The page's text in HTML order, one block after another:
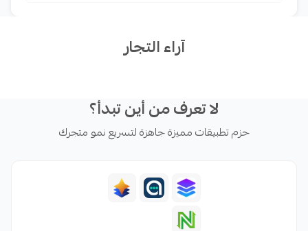
آراء التجار
لا تعرف من أين تبدأ؟
حزم تطبيقات مميزة جاهزة لتسريع نمو متجرك